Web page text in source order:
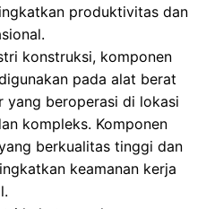
produktivitas dan
konstruksi, komponen
pada alat berat
yang beroperasi di lokasi
kompleks. Komponen
berkualitas tinggi dan
keamanan kerja